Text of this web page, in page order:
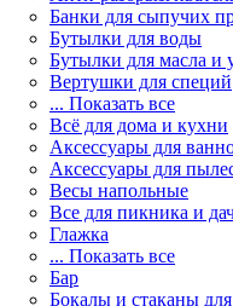
Банки для сыпучих
Бутылки для воды
Бутылки для масла и
Вертушки для специй
... Показать все
Всё для дома и кухни
Аксессуары для
Аксессуары для
Весы напольные
Все для пикника и
Глажка
... Показать все
Бар
Бокалы и стаканы